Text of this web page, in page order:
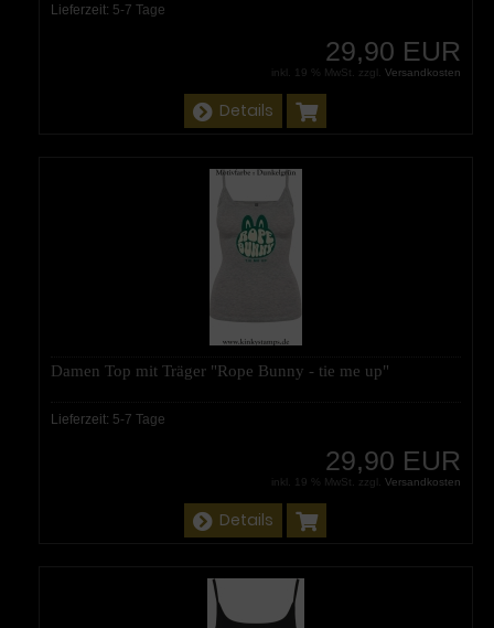
Lieferzeit: 5-7 Tage
29,90 EUR
inkl. 19 % MwSt. zzgl. Versandkosten
Details
Damen Top mit Träger "Rope Bunny - tie me up"
Lieferzeit: 5-7 Tage
29,90 EUR
inkl. 19 % MwSt. zzgl. Versandkosten
Details